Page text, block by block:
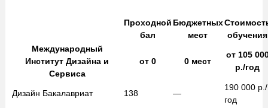
Проходной
бал
Бюджетных
мест
обучения
Международный
Институт Дизайна и
Сервиса
от0 0 мест
от105
р./год
Дизайн Бакалавриат 138 —
190 000 р./
год